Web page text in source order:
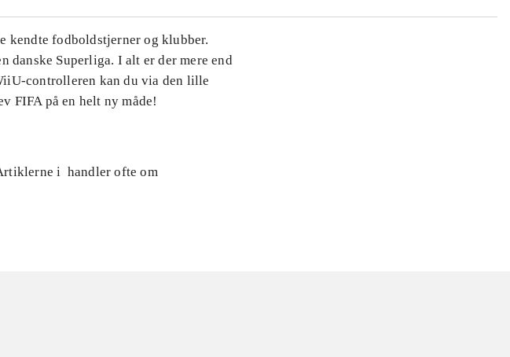
kendte fodboldstjerner og klubber.
danske Superliga. I alt er der mere end
controlleren kan du via den lille
FIFA på en helt ny måde!
i handler ofte om